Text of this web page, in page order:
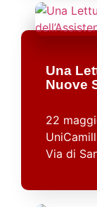
Una
Nuove
22
Via di